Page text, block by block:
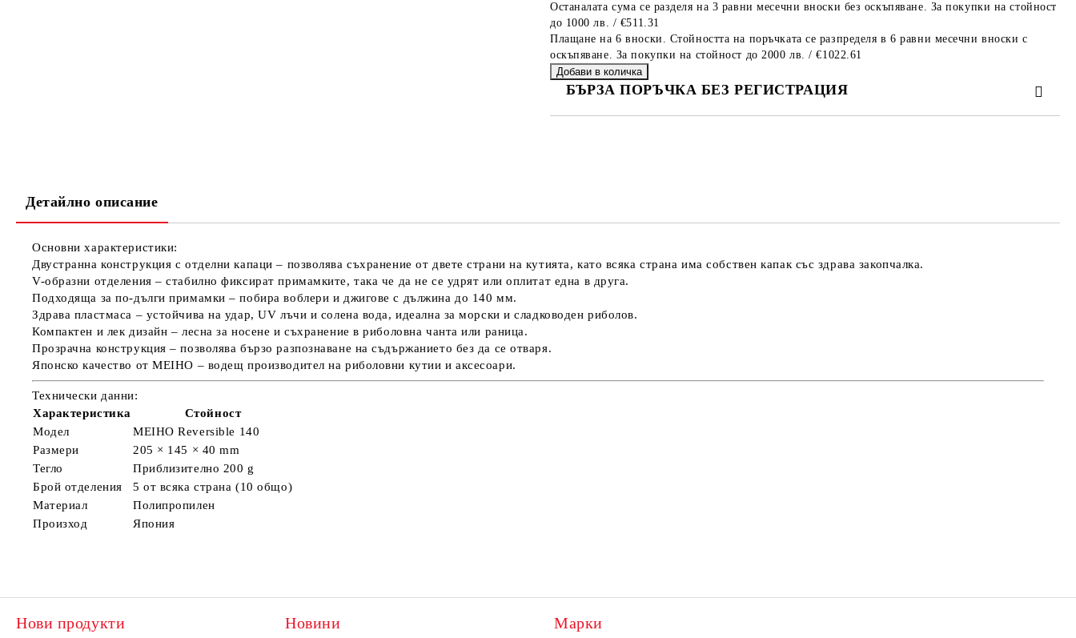
Останалата сума се разделя на 3 равни месечни вноски без оскъпяване. За покупки на стойност
до 1000 лв. / €511.31
Плащане на 6 вноски. Стойността на поръчката се разпределя в 6 равни месечни вноски с
оскъпяване. За покупки на стойност до 2000 лв. / €1022.61
БЪРЗА ПОРЪЧКА БЕЗ РЕГИСТРАЦИЯ
Детайлно описание
Основни характеристики:
Двустранна конструкция с отделни капаци – позволява съхранение от двете страни на кутията, като всяка страна има собствен капак със здрава закопчалка.
V-образни отделения – стабилно фиксират примамките, така че да не се удрят или оплитат една в друга.
Подходяща за по-дълги примамки – побира воблери и джигове с дължина до 140 мм.
Здрава пластмаса – устойчива на удар, UV лъчи и солена вода, идеална за морски и сладководен риболов.
Компактен и лек дизайн – лесна за носене и съхранение в риболовна чанта или раница.
Прозрачна конструкция – позволява бързо разпознаване на съдържанието без да се отваря.
Японско качество от MEIHO – водещ производител на риболовни кутии и аксесоари.
Технически данни:
Характеристика
Стойност
Модел
MEIHO Reversible 140
Размери
205 × 145 × 40 mm
Тегло
Приблизително 200 g
Брой отделения
5 от всяка страна (10 общо)
Материал
Полипропилен
Произход
Япония
Нови продукти Новини Марки